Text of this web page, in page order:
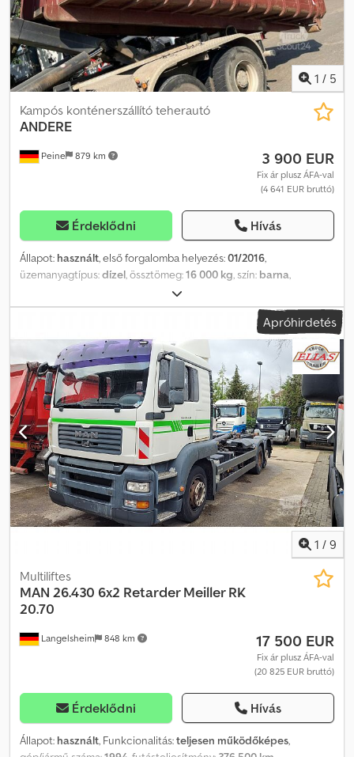
1 / 5
Peine 879 km
Kampós konténerszállító teherautó
ANDERE
3 900 EUR
Fix ár plusz ÁFA-val
(4 641 EUR bruttó)
Érdeklődni Hívás
Állapot: használt, első forgalomba helyezés:01/2016,
üzemanyagtípus:dízel , össztömeg:16 000 kg , szín: barna
, raktér hossza:
szélesség:2 350 mm, raktérmagasság:1 000 mm, Gyártási év:2016,
----Felépítés: Hüllenkremer konténer, acél felépítményű, S 35
QWX típusú, kb. 14,1 m³ űrtartalmú, hátsó ajtóval (hintázó és
lebillenthető, rámpaként is használható). Gyártási év: 2016. Csak
vállalkozásoknak értékesítjük. EXPORT esetén CSAK A NETTÓ ÁR
fizetendő!!!!! MINDEN ADAT GARANCIA NÉLKÜL. FELSZERELTSÉG +
TARTALÉK ALKATRÉSZEK. Minden vásárlási szerződés, számla,
előszámla, rendelés és értékesítési beszélgetés alapja a mi
Általános Szerződési Feltételeink (erről bővebben az
Impresszumban). Dcedpfozqwukex An Isk
Apróhirdetés
1 / 9
Langelsheim 848 km
Multiliftes
MAN 26.430 6x2 Retarder Meiller RK
20.70
17 500 EUR
Fix ár plusz ÁFA-val
(20 825 EUR bruttó)
Érdeklődni Hívás
Állapot: használt, Funkcionalitás:teljesen működőképes,